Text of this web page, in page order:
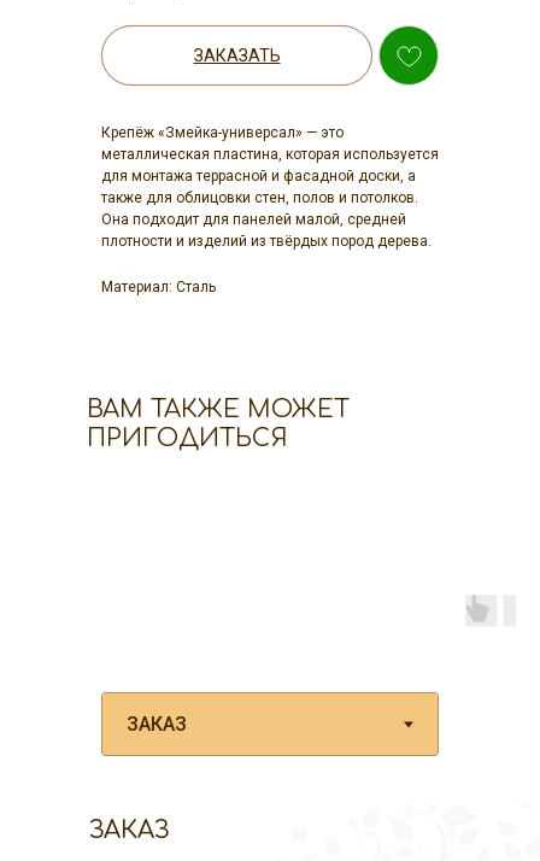
ЗАКАЗАТЬ
Крепёж «Змейка-универсал» — это
металлическая пластина, которая используется
для монтажа террасной и фасадной доски, а
также для облицовки стен, полов и потолков.
Она подходит для панелей малой, средней
плотности и изделий из твёрдых пород дерева.
Материал: Сталь
ВАМ ТАКЖЕ МОЖЕТ
ПРИГОДИТЬСЯ
ЗАКАЗ